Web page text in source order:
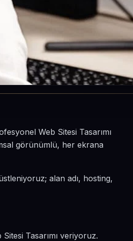
Web Sitesi Tasarımı
görünümlü, her ekrana
alan adı, hosting,
Tasarımı veriyoruz.